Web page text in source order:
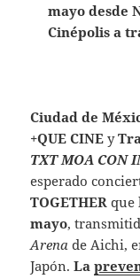
mayo desde
Cinépolis a
Ciudad de
+QUE CINE y
TXT MOA CON
esperado
TOGETHER que
mayo,
Arena de Aichi,
Japón.La